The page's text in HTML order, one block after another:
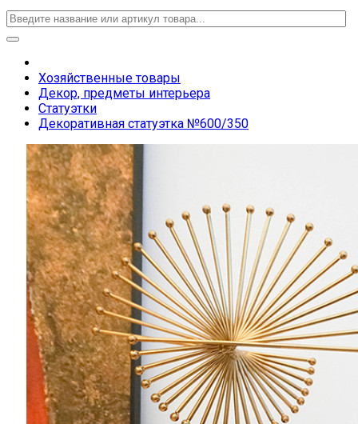
Хозяйственные товары
Декор, предметы интерьера
Статуэтки
Декоративная статуэтка №600/350